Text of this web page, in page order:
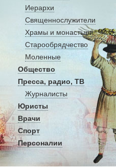
Иерархи
Священнослужители
Храмы и монастыри
Старообрядчество
Моленные
Общество
Пресса, радио, ТВ
Журналисты
Юристы
Врачи
Спорт
Персоналии